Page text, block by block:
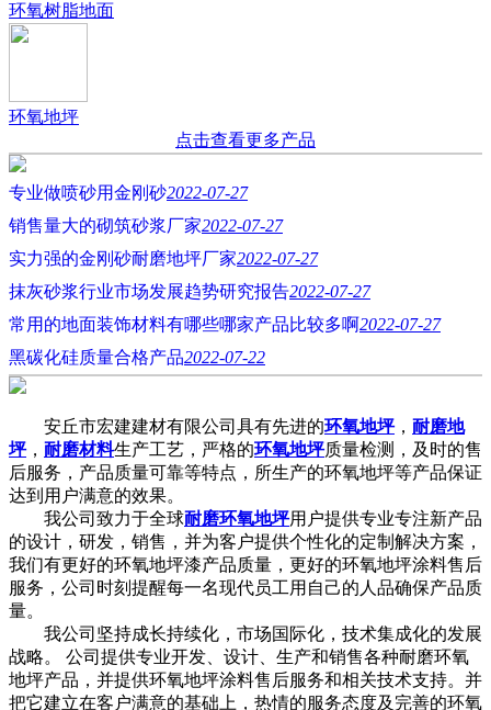
环氧树脂地面
环氧地坪
点击查看更多产品
专业做喷砂用金刚砂2022-07-27
销售量大的砌筑砂浆厂家2022-07-27
实力强的金刚砂耐磨地坪厂家2022-07-27
抹灰砂浆行业市场发展趋势研究报告2022-07-27
常用的地面装饰材料有哪些哪家产品比较多啊2022-07-27
黑碳化硅质量合格产品2022-07-22
安丘市宏建建材有限公司具有先进的环氧地坪， 耐磨地
坪， 耐磨材料生产工艺，严格的环氧地坪质量检测，及时的售
后服务，产品质量可靠等特点，所生产的环氧地坪等产品保证
达到用户满意的效果。
我公司致力于全球耐磨环氧地坪用户提供专业专注新产品
的设计，研发，销售，并为客户提供个性化的定制解决方案，
我们有更好的环氧地坪漆产品质量，更好的环氧地坪涂料售后
服务，公司时刻提醒每一名现代员工用自己的人品确保产品质
量。
我公司坚持成长持续化，市场国际化，技术集成化的发展
战略。 公司提供专业开发、设计、生产和销售各种耐磨环氧
地坪产品，并提供环氧地坪涂料售后服务和相关技术支持。并
把它建立在客户满意的基础上，热情的服务态度及完善的环氧